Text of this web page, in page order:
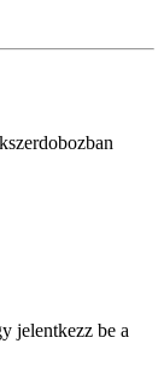
jelentkezz be a